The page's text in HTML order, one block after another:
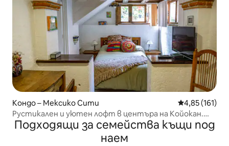
Кондо – Мексико Сити Средна
4,85 (161)
Рустикален и уютен лофт в центъра на Койокан.
Прекрасна градина
Подходящи за семейства къщи под
наем